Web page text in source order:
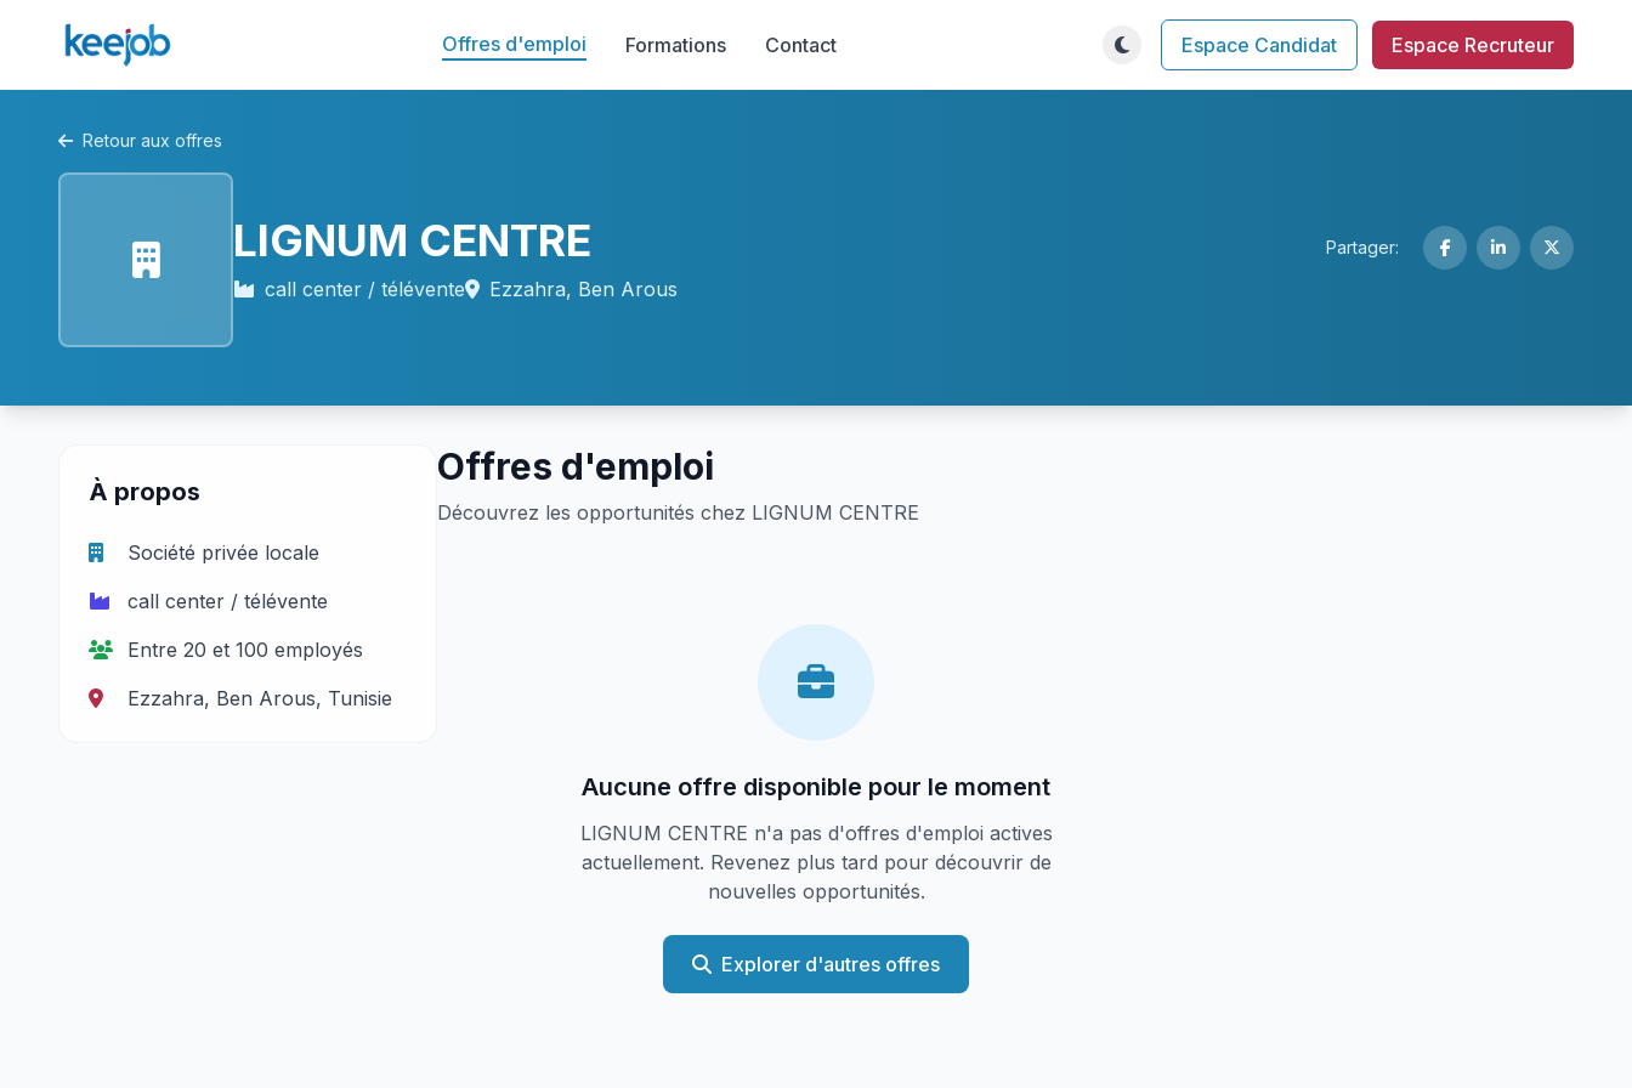
Offres d'emploi Formations Contact Espace Candidat Espace Recruteur
Retour aux offres
LIGNUM CENTRE
call center / télévente Ezzahra, Ben Arous
Partager:
À propos
Société privée locale
call center / télévente
Entre 20 et 100 employés
Ezzahra, Ben Arous, Tunisie
Offres d'emploi
Découvrez les opportunités chez LIGNUM CENTRE
Aucune offre disponible pour le moment
LIGNUM CENTRE n'a pas d'offres d'emploi actives
actuellement. Revenez plus tard pour découvrir de
nouvelles opportunités.
Explorer d'autres offres